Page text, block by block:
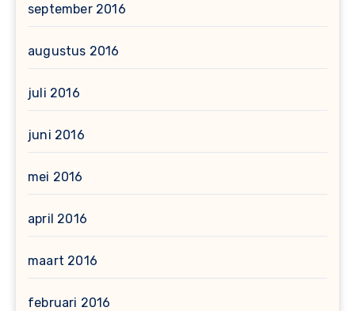
september 2016
augustus 2016
juli 2016
juni 2016
mei 2016
april 2016
maart 2016
februari 2016